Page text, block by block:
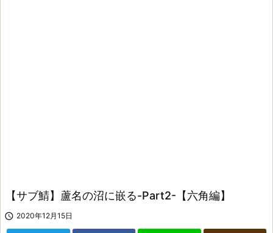
【サブ鯖】蘆名の沼に嵌る-Part2-【六角編】
 2020年12月15日